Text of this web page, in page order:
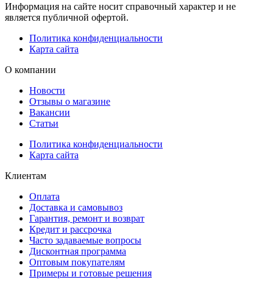
Информация на сайте носит справочный характер и не
является публичной офертой.
Политика конфиденциальности
Карта сайта
О компании
Новости
Отзывы о магазине
Вакансии
Статьи
Политика конфиденциальности
Карта сайта
Клиентам
Оплата
Доставка и самовывоз
Гарантия, ремонт и возврат
Кредит и рассрочка
Часто задаваемые вопросы
Дисконтная программа
Оптовым покупателям
Примеры и готовые решения